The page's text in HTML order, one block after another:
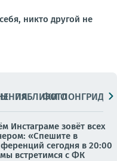
никто другой не
ПАБЛИКИ
ФОТОЛОНГРИДЫ
Инстаграме зовёт всех
«Спешите в
сегодня в 20:00
встретимся с ФК